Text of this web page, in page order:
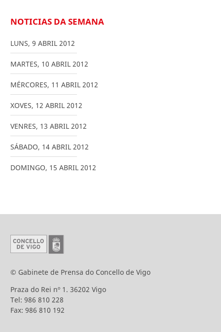
NOTICIAS DA SEMANA
LUNS, 9 ABRIL 2012
MARTES, 10 ABRIL 2012
MÉRCORES, 11 ABRIL 2012
XOVES, 12 ABRIL 2012
VENRES, 13 ABRIL 2012
SÁBADO, 14 ABRIL 2012
DOMINGO, 15 ABRIL 2012
© Gabinete de Prensa do Concello de Vigo
Praza do Rei nº 1. 36202 Vigo
Tel: 986 810 228
Fax: 986 810 192